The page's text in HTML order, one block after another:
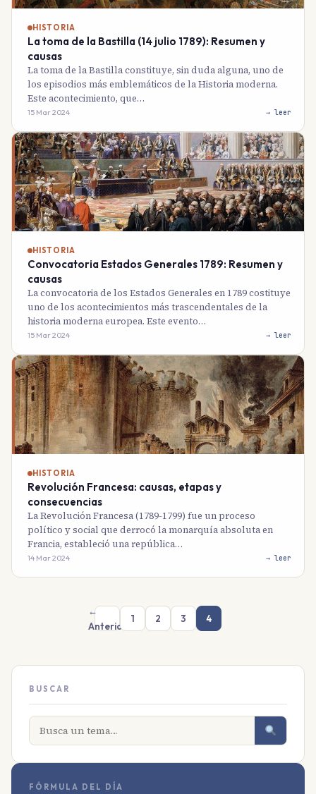
HISTORIA
La toma de la Bastilla (14 julio 1789): Resumen y
causas
La toma de la Bastilla constituye, sin duda alguna, uno de
los episodios más emblemáticos de la Historia moderna.
Este acontecimiento, que…
15 Mar 2024 → leer
HISTORIA
Convocatoria Estados Generales 1789: Resumen y
causas
La convocatoria de los Estados Generales en 1789 costituye
uno de los acontecimientos más trascendentales de la
historia moderna europea. Este evento…
15 Mar 2024 → leer
HISTORIA
Revolución Francesa: causas, etapas y
consecuencias
La Revolución Francesa (1789-1799) fue un proceso
político y social que derrocó la monarquía absoluta en
Francia, estableció una república…
14 Mar 2024 → leer
←
Anterior
1 2 3 4
BUSCAR
FÓRMULA DEL DÍA